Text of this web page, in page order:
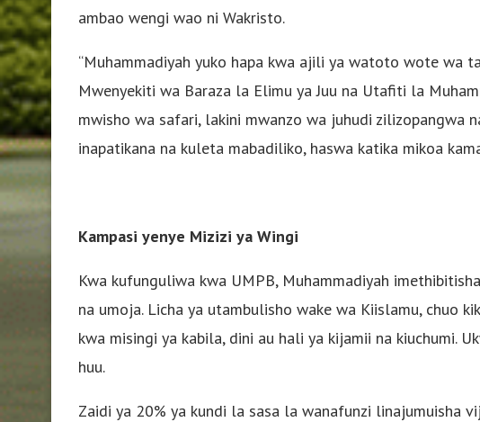
ambao wengi wao ni Wakristo.
“Muhammadiyah yuko hapa kwa ajili ya watoto wote wa
Mwenyekiti wa Baraza la Elimu ya Juu na Utafiti la
mwisho wa safari, lakini mwanzo wa juhudi zilizopangwa
inapatikana na kuleta mabadiliko, haswa katika mikoa
Kampasi yenye Mizizi ya Wingi
Kwa kufunguliwa kwa UMPB, Muhammadiyah
na umoja. Licha ya utambulisho wake wa Kiislamu, chuo
kwa misingi ya kabila, dini au hali ya kijamii na kiuchumi.
huu.
Zaidi ya 20% ya kundi la sasa la wanafunzi linajumuisha